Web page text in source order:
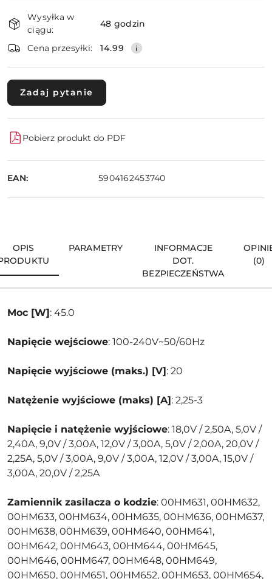
i
dostawa
Wysyłka w
ciągu:
48 godzin
Cena przesyłki: 14.99
Zadaj pytanie
Pobierz produkt do PDF
EAN: 5904162453740
OPIS
PARAMETRY
INFORMACJE
DOT.
BEZPIECZEŃSTWA
(0)
Moc [W]: 45.0
Napięcie wejściowe: 100-240V~50/60Hz
Napięcie wyjściowe (maks.) [V]: 20
Natężenie wyjściowe (maks) [A]: 2,25-3
Napięcie i natężenie wyjściowe: 18,0V / 2,50A, 5,0V /
2,40A, 9,0V / 3,00A, 12,0V / 3,00A, 5,0V / 2,00A, 20,0V /
2,25A, 5,0V / 3,00A, 9,0V / 3,00A, 12,0V / 3,00A, 15,0V /
3,00A, 20,0V / 2,25A
Zamiennik zasilacza o kodzie: 00HM631, 00HM632,
00HM633, 00HM634, 00HM635, 00HM636, 00HM637,
00HM638, 00HM639, 00HM640, 00HM641,
00HM642, 00HM643, 00HM644, 00HM645,
00HM646, 00HM647, 00HM648, 00HM649,
00HM650, 00HM651, 00HM652, 00HM653, 00HM654,